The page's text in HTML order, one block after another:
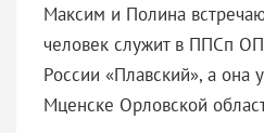
Максим и Полина
человек служит в ППСп
России «Плавский», а она
Мценске Орловской